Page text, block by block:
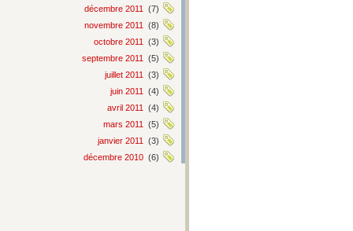
décembre 2011
(7)
novembre 2011
(8)
octobre 2011
(3)
septembre 2011
(5)
juillet 2011
(3)
juin 2011
(4)
avril 2011
(4)
mars 2011
(5)
janvier 2011
(3)
décembre 2010 (6)